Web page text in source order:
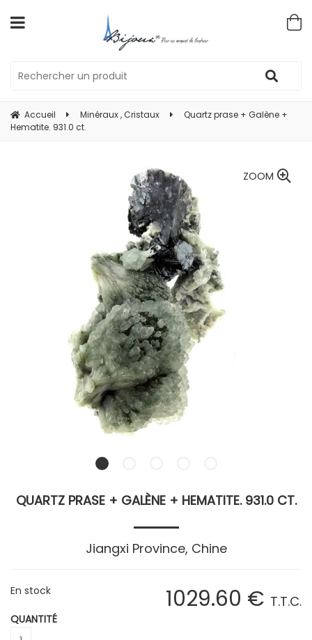
Accueil Minéraux , Cristaux
Quartz prase + Galène +
Hematite. 931.0 ct.
ZOOM
QUARTZ PRASE + GALÈNE + HEMATITE. 931.0 CT.
Jiangxi Province, Chine
1029.60 € T.T.C.
En stock
QUANTITÉ